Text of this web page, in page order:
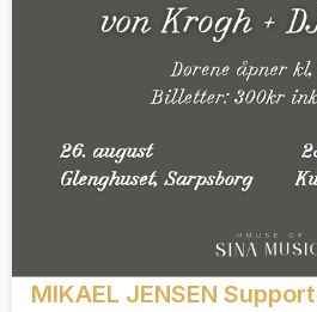
MIKAEL JENSEN